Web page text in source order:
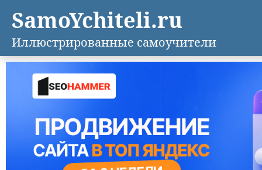
SamoYchiteli.ru
Иллюстрированные самоучители